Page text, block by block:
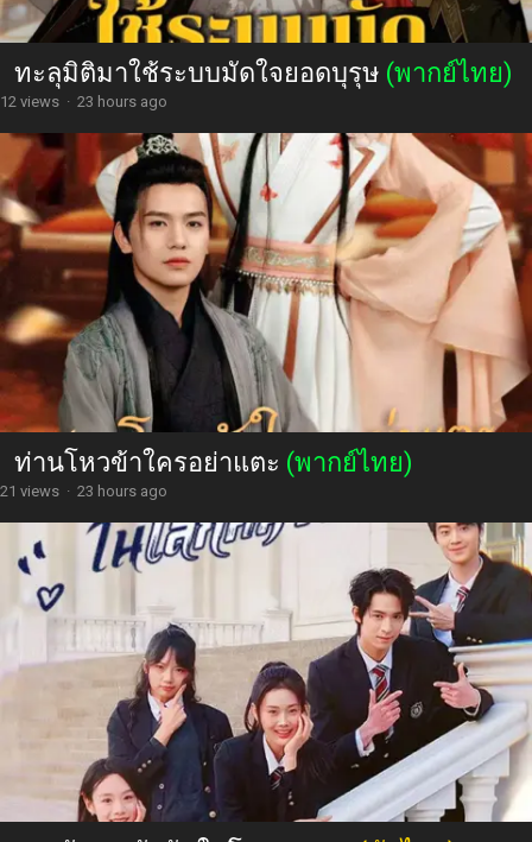
ทะลุมิติมาใช้ระบบมัดใจยอดบุรุษ (พากย์ไทย)
12 views · 23 hours ago
ท่านโหวข้าใครอย่าแตะ (พากย์ไทย)
21 views · 23 hours ago